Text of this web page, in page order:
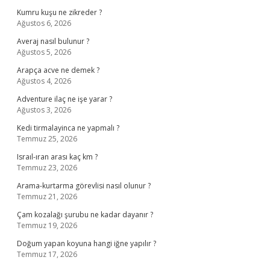
Kumru kuşu ne zikreder ?
Ağustos 6, 2026
Averaj nasıl bulunur ?
Ağustos 5, 2026
Arapça acve ne demek ?
Ağustos 4, 2026
Adventure ilaç ne işe yarar ?
Ağustos 3, 2026
Kedi tirmalayinca ne yapmalı ?
Temmuz 25, 2026
Israıl-ıran arası kaç km ?
Temmuz 23, 2026
Arama-kurtarma görevlisi nasıl olunur ?
Temmuz 21, 2026
Çam kozalağı şurubu ne kadar dayanır ?
Temmuz 19, 2026
Doğum yapan koyuna hangi iğne yapılır ?
Temmuz 17, 2026